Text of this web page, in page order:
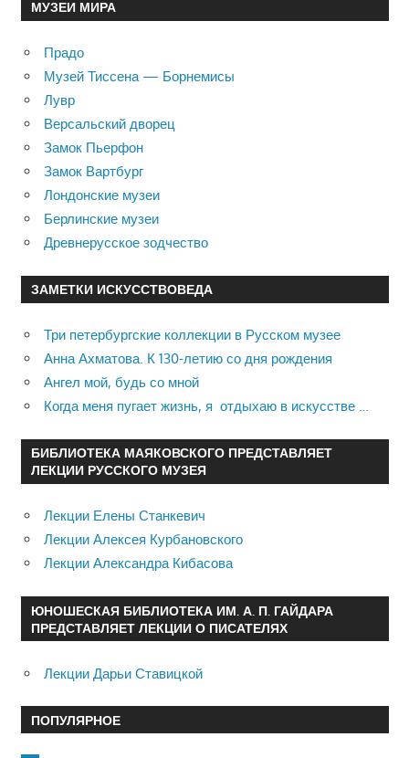
МУЗЕИ МИРА
Прадо
Музей Тиссена — Борнемисы
Лувр
Версальский дворец
Замок Пьерфон
Замок Вартбург
Лондонские музеи
Берлинские музеи
Древнерусское зодчество
ЗАМЕТКИ ИСКУССТВОВЕДА
Три петербургские коллекции в Русском музее
Анна Ахматова. К 130-летию со дня рождения
Ангел мой, будь со мной
Когда меня пугает жизнь, я отдыхаю в искусстве …
БИБЛИОТЕКА МАЯКОВСКОГО ПРЕДСТАВЛЯЕТ
ЛЕКЦИИ РУССКОГО МУЗЕЯ
Лекции Елены Станкевич
Лекции Алексея Курбановского
Лекции Александра Кибасова
ЮНОШЕСКАЯ БИБЛИОТЕКА ИМ. А. П. ГАЙДАРА
ПРЕДСТАВЛЯЕТ ЛЕКЦИИ О ПИСАТЕЛЯХ
Лекции Дарьи Ставицкой
ПОПУЛЯРНОЕ